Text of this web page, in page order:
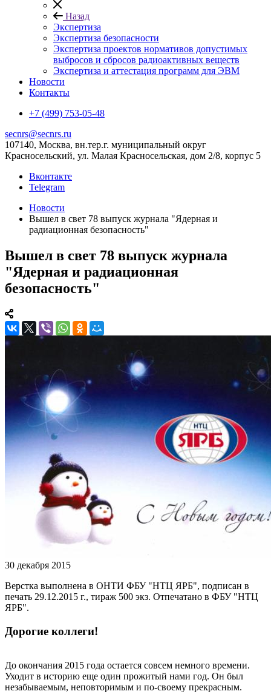
Назад
Экспертиза
Экспертиза безопасности
Экспертиза проектов нормативов допустимых
выбросов и сбросов радиоактивных веществ
Экспертиза и аттестация программ для ЭВМ
Новости
Контакты
+7 (499) 753-05-48
secnrs@secnrs.ru
107140, Москва, вн.тер.г. муниципальный округ
Красносельский, ул. Малая Красносельская, дом 2/8, корпус 5
Вконтакте
Telegram
Новости
Вышел в свет 78 выпуск журнала "Ядерная и
радиационная безопасность"
Вышел в свет 78 выпуск журнала
"Ядерная и радиационная
безопасность"
30 декабря 2015
Верстка выполнена в ОНТИ ФБУ "НТЦ ЯРБ", подписан в
печать 29.12.2015 г., тираж 500 экз. Отпечатано в ФБУ "НТЦ
ЯРБ".
Дорогие коллеги!
До окончания 2015 года остается совсем немного времени.
Уходит в историю еще один прожитый нами год. Он был
незабываемым, неповторимым и по-своему прекрасным.